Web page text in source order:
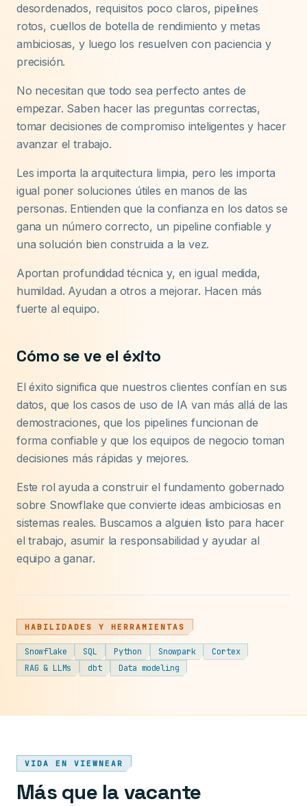
desordenados, requisitos poco claros, pipelines
rotos, cuellos de botella de rendimiento y metas
ambiciosas, y luego los resuelven con paciencia y
precisión.
No necesitan que todo sea perfecto antes de
empezar. Saben hacer las preguntas correctas,
tomar decisiones de compromiso inteligentes y hacer
avanzar el trabajo.
Les importa la arquitectura limpia, pero les importa
igual poner soluciones útiles en manos de las
personas. Entienden que la confianza en los datos se
gana un número correcto, un pipeline confiable y
una solución bien construida a la vez.
Aportan profundidad técnica y, en igual medida,
humildad. Ayudan a otros a mejorar. Hacen más
fuerte al equipo.
Cómo se ve el éxito
El éxito significa que nuestros clientes confían en sus
datos, que los casos de uso de IA van más allá de las
demostraciones, que los pipelines funcionan de
forma confiable y que los equipos de negocio toman
decisiones más rápidas y mejores.
Este rol ayuda a construir el fundamento gobernado
sobre Snowflake que convierte ideas ambiciosas en
sistemas reales. Buscamos a alguien listo para hacer
el trabajo, asumir la responsabilidad y ayudar al
equipo a ganar.
HABILIDADES Y HERRAMIENTAS
Snowflake SQL Python Snowpark
Cortex
RAG & LLMs
dbt Data modeling
VIDA EN VIEWNEAR
Más que la vacante